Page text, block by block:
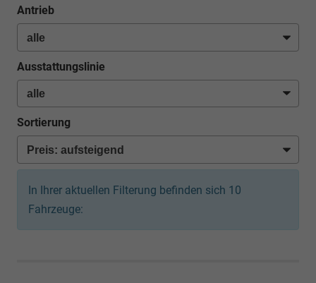
Antrieb
Ausstattungslinie
Sortierung
In Ihrer aktuellen Filterung befinden sich 10
Fahrzeuge: